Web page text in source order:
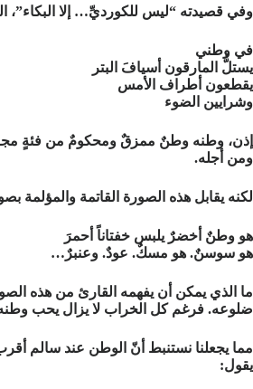
وفي قصيدته “ليس للكورديِّ… إلا البكاء”،
في وطني
يستلُّ المارقون أسيافَ البتر
يقطعون أطراف الأمس
وشرايين الضوء
إذن، وطنه وطنٌ ممزقٌ ومحكومٌ من فئةٍ
ومن أجله.
لكنه يقابل هذه الصورة القاتمة
هو وطنٌ أخضرٌ يلبس خفتاناً أحمرَ
هو سوسنٌ. هو مسكٌ. عودٌ. وعنبرٌ…
ما الذي يمكن أن يفهمه القارئ من هذه
ضلوعه. فرغم كل الخراب لا يزال يحب
مما يجعلنا نستنبط أنّ الوطن عند سالم
يقول: